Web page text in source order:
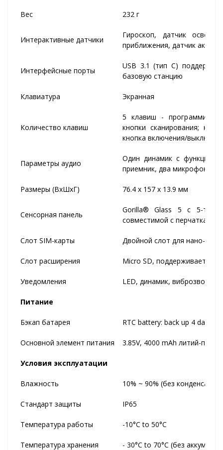
Вес 232 г
Интерактивные датчики
Гироскоп, датчик
приближения, датчик
Интерфейсные порты
USB 3.1 (тип C)
базовую станцию
Клавиатура Экранная
Количество клавиш
5 клавиш -
кнопки сканирования;
кнопка включения/
Параметры аудио
Один динамик с
приемник, два микрофона с
Размеры (ВхШхГ) 76.4 x 157 x 13.9 мм
Сенсорная панель
Gorilla® Glass 5 с 5-
совместимой с перчатками
Слот SIM-карты Двойной слот для нано-SIM
Слот расширения Micro SD, поддерживает до
Уведомления LED, динамик, виброзвонок
Питание
Бэкап батарея RTC battery: back up 4 days
Основной элемент питания 3.85V, 4000 mAh литий-
Условия эксплуатации
Влажность 10% ~ 90% (без конденсации)
Стандарт защиты IP65
Температура работы -10°C to 50°C
Температура хранения - 30°C to 70°C (без